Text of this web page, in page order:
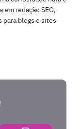
redação SEO,
para blogs e sites